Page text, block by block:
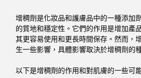
增稠劑是化妝品和護膚品中的一種添加
的質地和穩定性。它們的作用是增加產
其更容易使用和更長時間保存。然而，
生一些影響，具體影響取決於增稠劑的
以下是增稠劑的作用和對肌膚的一些可